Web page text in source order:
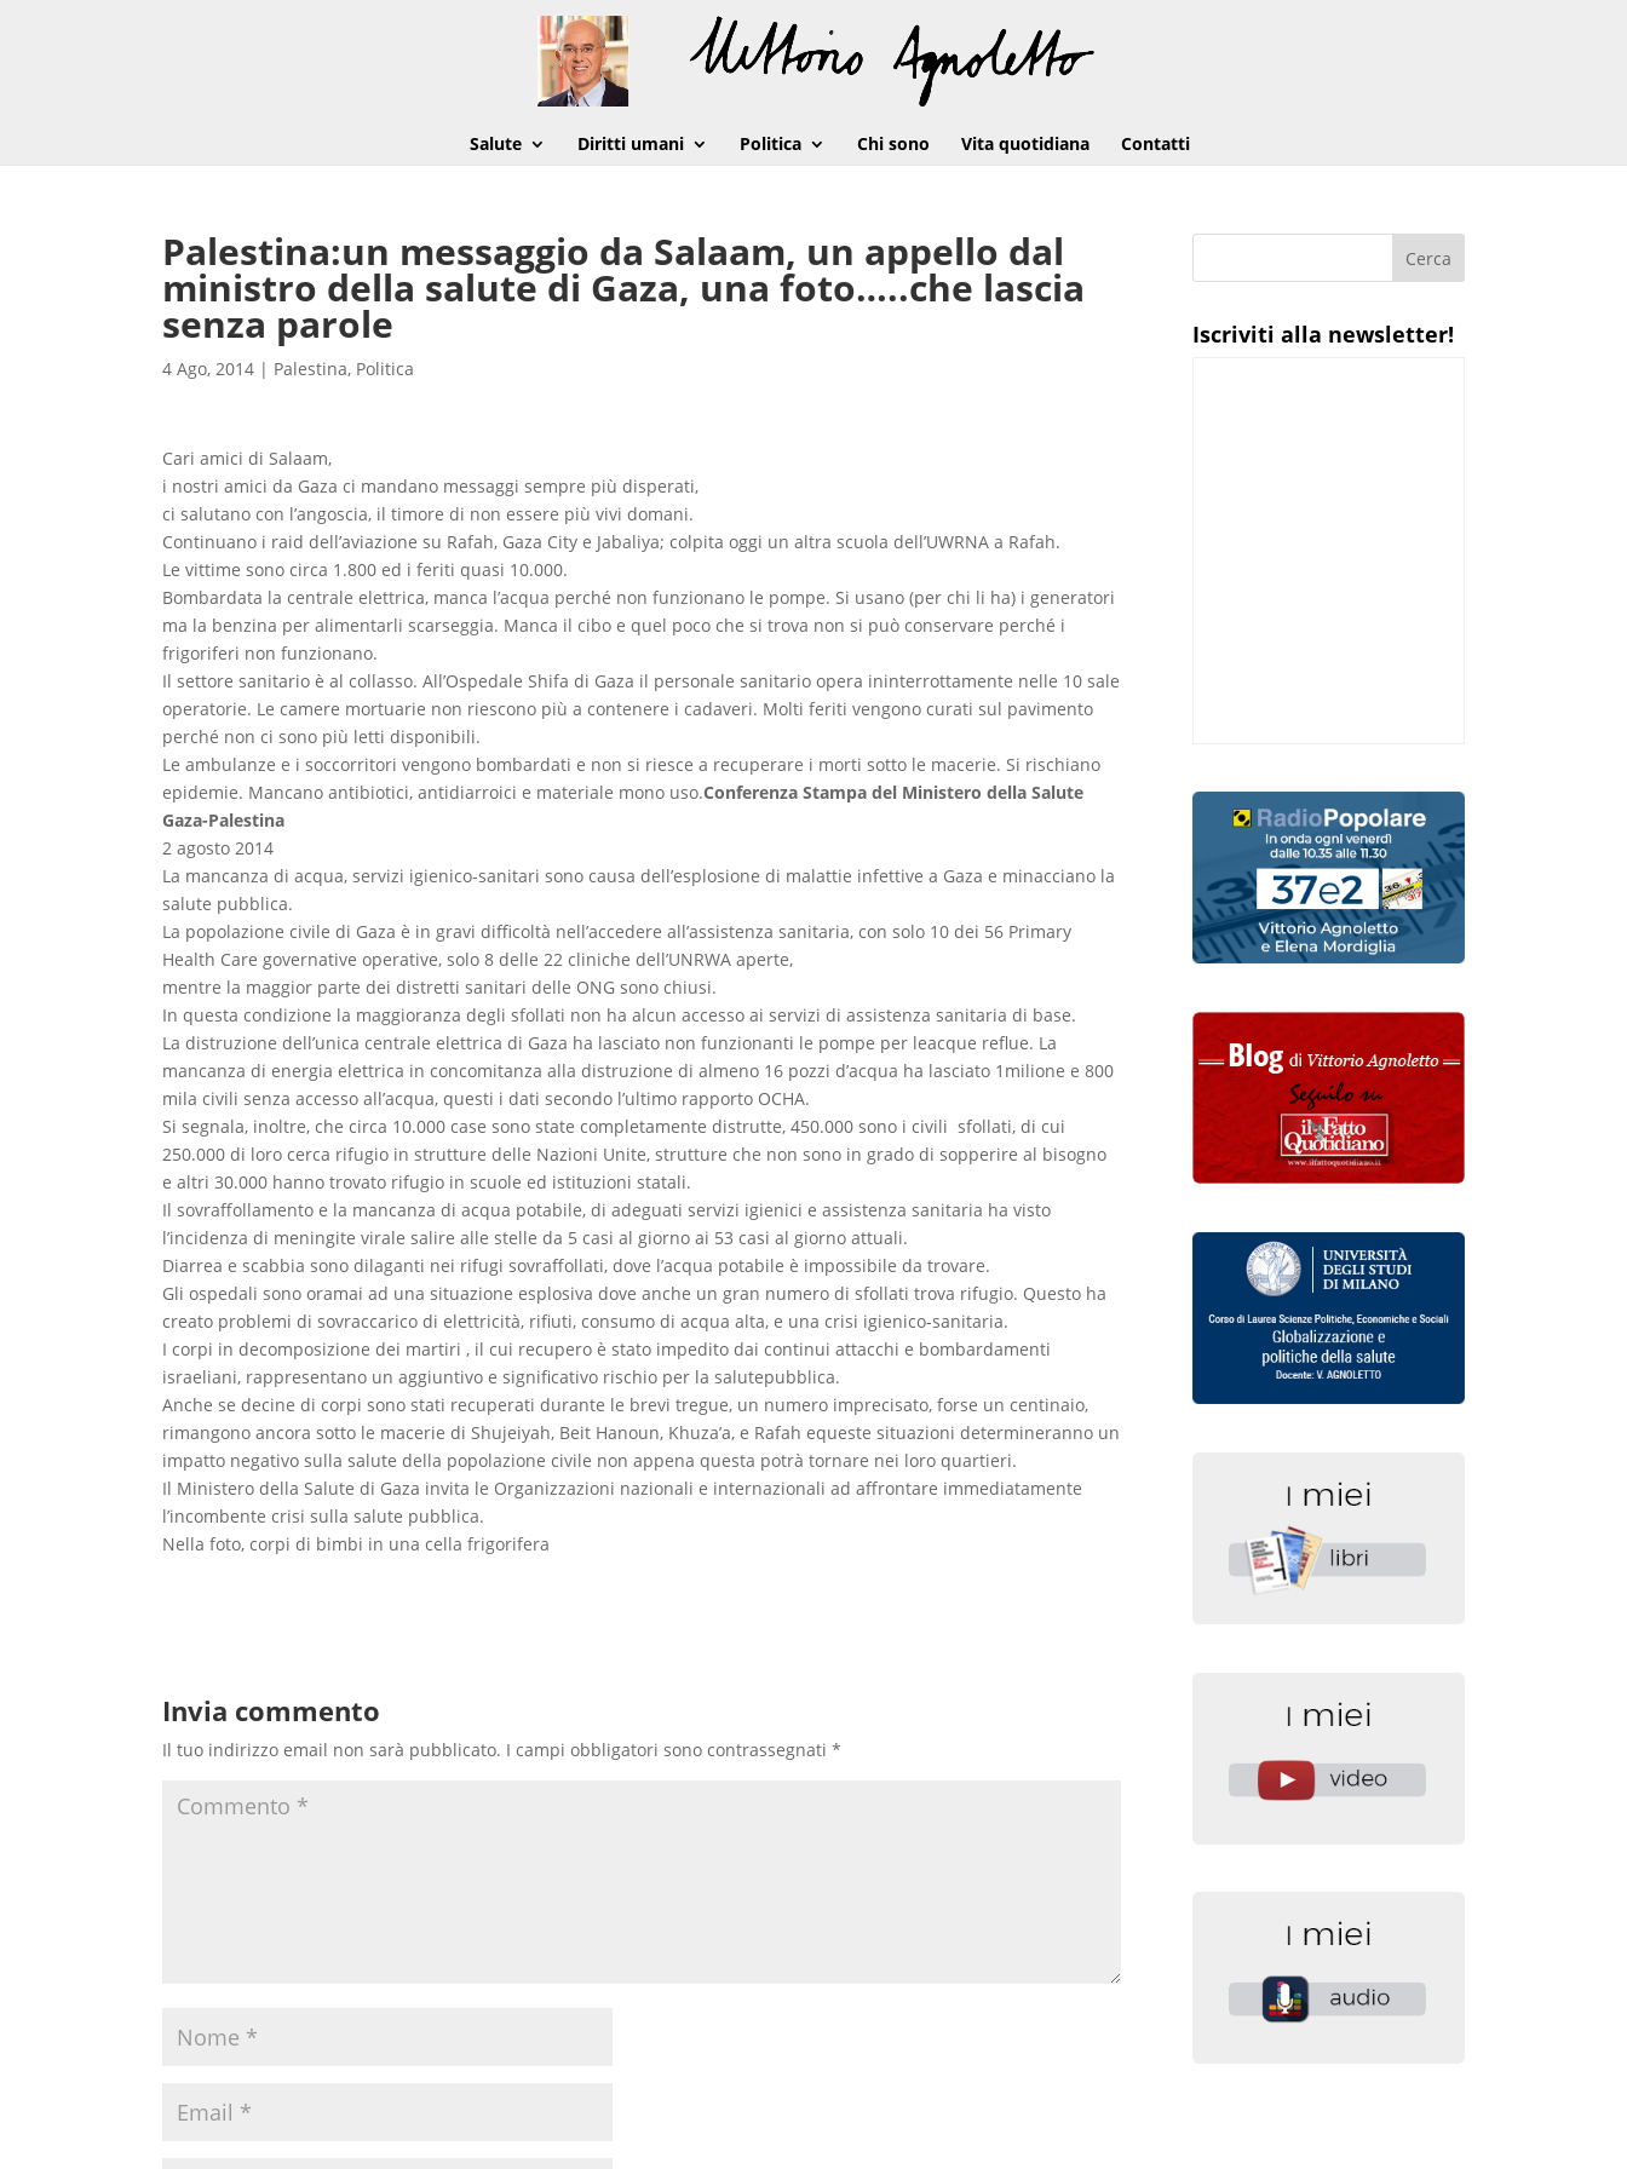
Salute Diritti umani Politica Chi sono Vita quotidiana Contatti
Palestina:un messaggio da Salaam, un appello dal
ministro della salute di Gaza, una foto…..che lascia
senza parole
4 Ago, 2014 | Palestina, Politica
Cari amici di Salaam,
i nostri amici da Gaza ci mandano messaggi sempre più disperati,
ci salutano con l’angoscia, il timore di non essere più vivi domani.
Continuano i raid dell’aviazione su Rafah, Gaza City e Jabaliya; colpita oggi un altra scuola dell’UWRNA a Rafah.
Le vittime sono circa 1.800 ed i feriti quasi 10.000.
Bombardata la centrale elettrica, manca l’acqua perché non funzionano le pompe. Si usano (per chi li ha) i generatori
ma la benzina per alimentarli scarseggia. Manca il cibo e quel poco che si trova non si può conservare perché i
frigoriferi non funzionano.
Il settore sanitario è al collasso. All’Ospedale Shifa di Gaza il personale sanitario opera ininterrottamente nelle 10 sale
operatorie. Le camere mortuarie non riescono più a contenere i cadaveri. Molti feriti vengono curati sul pavimento
perché non ci sono più letti disponibili.
Le ambulanze e i soccorritori vengono bombardati e non si riesce a recuperare i morti sotto le macerie. Si rischiano
epidemie. Mancano antibiotici, antidiarroici e materiale mono uso.Conferenza Stampa del Ministero della Salute
Gaza-Palestina
2 agosto 2014
La mancanza di acqua, servizi igienico-sanitari sono causa dell’esplosione di malattie infettive a Gaza e minacciano la
salute pubblica.
La popolazione civile di Gaza è in gravi difficoltà nell’accedere all’assistenza sanitaria, con solo 10 dei 56 Primary
Health Care governative operative, solo 8 delle 22 cliniche dell’UNRWA aperte,
mentre la maggior parte dei distretti sanitari delle ONG sono chiusi.
In questa condizione la maggioranza degli sfollati non ha alcun accesso ai servizi di assistenza sanitaria di base.
La distruzione dell’unica centrale elettrica di Gaza ha lasciato non funzionanti le pompe per leacque reflue. La
mancanza di energia elettrica in concomitanza alla distruzione di almeno 16 pozzi d’acqua ha lasciato 1milione e 800
mila civili senza accesso all’acqua, questi i dati secondo l’ultimo rapporto OCHA.
Si segnala, inoltre, che circa 10.000 case sono state completamente distrutte, 450.000 sono i civili sfollati, di cui
250.000 di loro cerca rifugio in strutture delle Nazioni Unite, strutture che non sono in grado di sopperire al bisogno
e altri 30.000 hanno trovato rifugio in scuole ed istituzioni statali.
Il sovraffollamento e la mancanza di acqua potabile, di adeguati servizi igienici e assistenza sanitaria ha visto
l’incidenza di meningite virale salire alle stelle da 5 casi al giorno ai 53 casi al giorno attuali.
Diarrea e scabbia sono dilaganti nei rifugi sovraffollati, dove l’acqua potabile è impossibile da trovare.
Gli ospedali sono oramai ad una situazione esplosiva dove anche un gran numero di sfollati trova rifugio. Questo ha
creato problemi di sovraccarico di elettricità, rifiuti, consumo di acqua alta, e una crisi igienico-sanitaria.
I corpi in decomposizione dei martiri , il cui recupero è stato impedito dai continui attacchi e bombardamenti
israeliani, rappresentano un aggiuntivo e significativo rischio per la salutepubblica.
Anche se decine di corpi sono stati recuperati durante le brevi tregue, un numero imprecisato, forse un centinaio,
rimangono ancora sotto le macerie di Shujeiyah, Beit Hanoun, Khuza’a, e Rafah equeste situazioni determineranno un
impatto negativo sulla salute della popolazione civile non appena questa potrà tornare nei loro quartieri.
Il Ministero della Salute di Gaza invita le Organizzazioni nazionali e internazionali ad affrontare immediatamente
l’incombente crisi sulla salute pubblica.
Nella foto, corpi di bimbi in una cella frigorifera
Invia commento
Il tuo indirizzo email non sarà pubblicato. I campi obbligatori sono contrassegnati*
Iscriviti alla newsletter!